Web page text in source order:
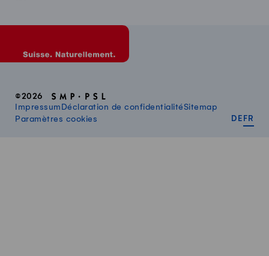
©2026
Impressum Déclaration de confidentialitéSitemap
Paramètres cookies
DE FR